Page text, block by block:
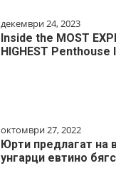
декември 24, 2023
Inside the MOST
HIGHEST Penthouse
октомври 27, 2022
Юрти предлагат на
унгарци евтино